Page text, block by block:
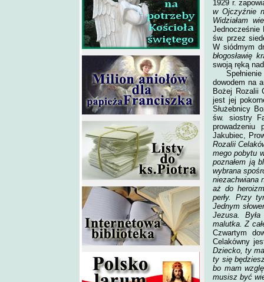
1929 r.
w Ojczyźnie
Widziałam
Jednocześnie
św. przez
W siódmym
błogosławię
swoją ręką
dowodem na
Bożej Rozalii
jest jej
Służebnicy
św. siostry
prowadzeniu
Jakubiec,
Rozalii
mego pobytu
poznałem ją
wybrana
niezachwiana
aż do
perły. Przy
Jednym
Jezusa.
malutka. Z
Czwartym
Celakówny
Dziecko, ty
ty się
bo mam
musisz być